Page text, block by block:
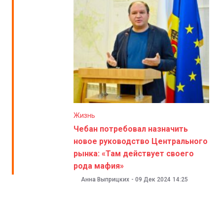
Жизнь
Чебан потребовал назначить
новое руководство Центрального
рынка: «Там действует своего
рода мафия»
Анна Выприцких - 09 Дек 2024 14:25